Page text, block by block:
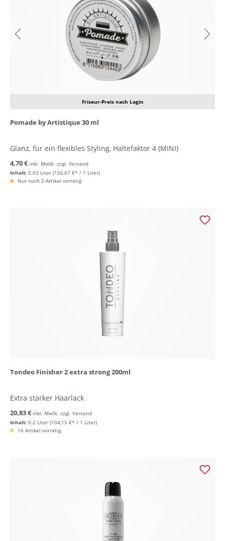
Friseur-Preis nach Login
Pomade by Artistique 30 ml
Glanz, für ein flexibles Styling, Haltefaktor 4 (MINI)
Inhalt: 0.03 Liter (156,67 €* / 1 Liter)
4,70 € inkl. MwSt. zzgl. Versand
Nur noch 2 Artikel vorrätig
Tondeo Finisher 2 extra strong 200ml
Extra starker Haarlack
Inhalt: 0.2 Liter (104,15 €* / 1 Liter)
20,83 € inkl. MwSt. zzgl. Versand
16 Artikel vorrätig